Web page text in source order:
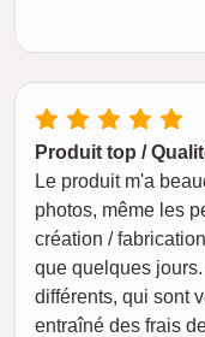
Produit top /
Le produit m'a
photos, même les
création /
que quelques
différents, qui sont
entraîné des frais